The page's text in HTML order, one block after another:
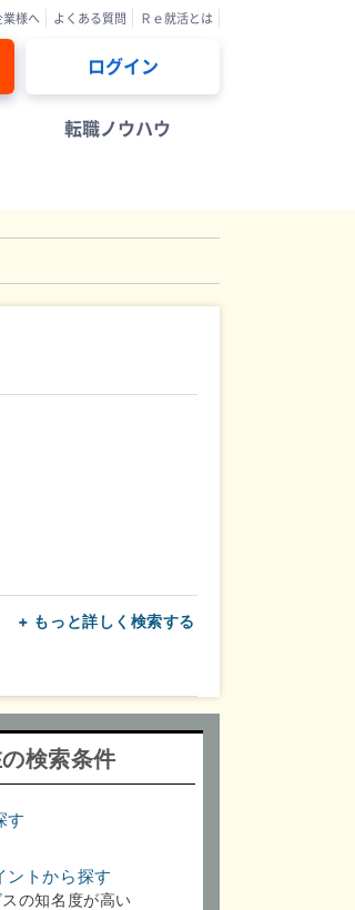
様へ よくある質問 Ｒｅ就活とは
ログイン
転職ノウハウ
+ もっと詳しく検索する
検索条件
す
ントから探す
の知名度が高い